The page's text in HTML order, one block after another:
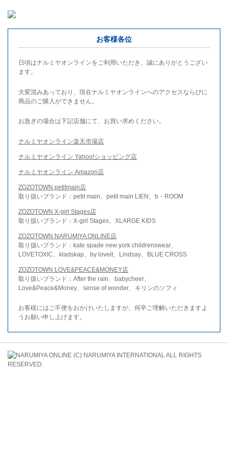
お客様各位
日頃はナルミヤオンラインをご利用いただき、誠にありがとうござい
ます。
大変混みあっており、現在ナルミヤオンラインへのアクセスならびに
商品のご購入ができません。
お急ぎの場合は下記店舗にて、お買い求めください。
ナルミヤオンライン楽天市場店
ナルミヤオンライン Yahoo!ショッピング店
ナルミヤオンライン Amazon店
ZOZOTOWN petitmain店
取り扱いブランド：petit main、petit main LIEN、b・ROOM
ZOZOTOWN X-girl Stages店
取り扱いブランド：X-girl Stages、XLARGE KIDS
ZOZOTOWN NARUMIYA ONLINE店
取り扱いブランド：kate spade new york childrenswear、
LOVETOXIC、kladskap、by loveit、Lindsay、BLUE CROSS
ZOZOTOWN LOVE&PEACE&MONEY店
取り扱いブランド：After the rain、babycheer、
Love&Peace&Money、sense of wonder、キリンのソフィ
お客様にはご不便をおかけいたしますが、何卒ご理解いただきますよ
うお願い申し上げます。